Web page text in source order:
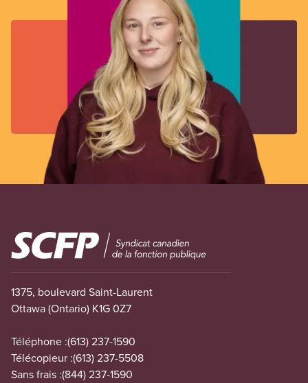
Image
1375, boulevard Saint-Laurent
Ottawa (Ontario) K1G 0Z7
Téléphone :(613) 237-1590
Télécopieur :(613) 237-5508
Sans frais :(844) 237-1590